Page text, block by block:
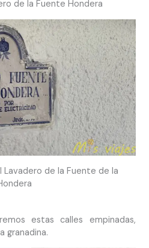
de la Fuente Hondera
de la Fuente de la
estas calles empinadas,
granadina.